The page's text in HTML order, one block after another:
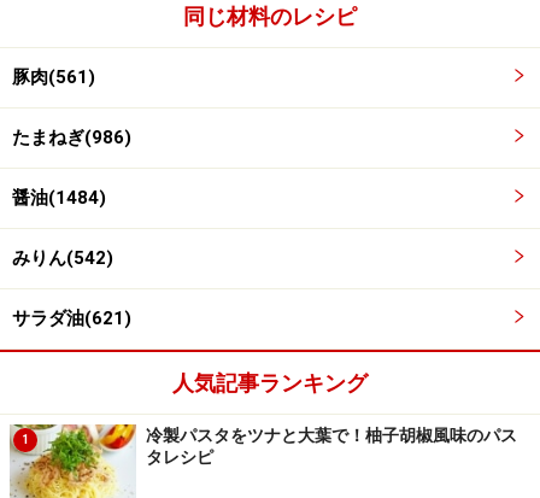
※記事内容は執筆時点のものです。最新の内容をご確認くださ
す場合があります。必ず清潔な状態で、正しい方法で行い、なる
べく早めにお召し上がりください。また、持ち運びの際は保存方
法に注意してください。
【編集部おすすめの購入サイト】
Amazonで人気レシピの書籍をチェック！
同じ材料のレシピ
豚肉(561)
たまねぎ(986)
醤油(1484)
みりん(542)
サラダ油(621)
人気記事ランキング
1
冷製パスタをツナと大葉で！柚子胡椒風味のパス
タレシピ